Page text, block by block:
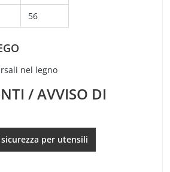
56
nel legno
/ AVVISO DI
per utensili